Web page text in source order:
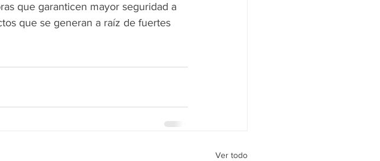
que garanticen mayor seguridad a
que se generan a raíz de fuertes
Ver todo